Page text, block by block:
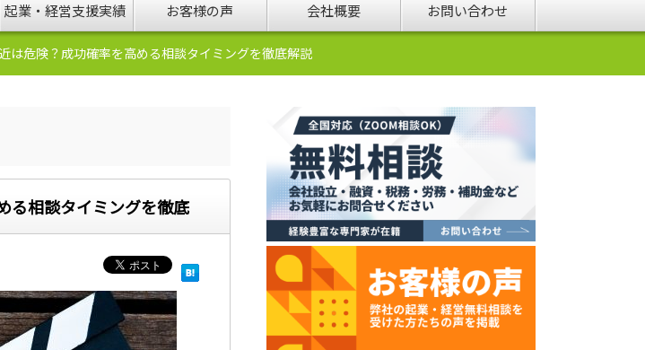
起業・経営支援実績 お客様の声 会社概要 お問い合わせ
は危険？成功確率を高める相談タイミングを徹底解説
る相談タイミングを徹底